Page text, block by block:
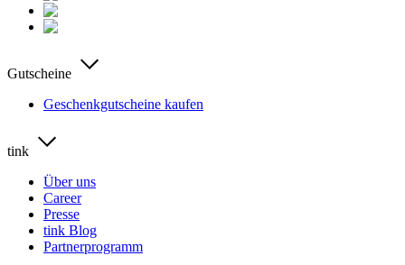
Gutscheine
Geschenkgutscheine kaufen
tink
Über uns
Career
Presse
tink Blog
Partnerprogramm